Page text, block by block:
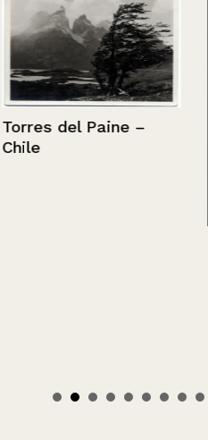
Torres del Paine –
Chile